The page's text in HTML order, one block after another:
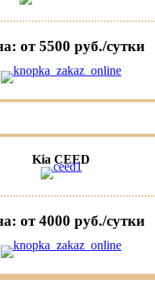
от 5500 руб./сутки
Kia CEED
от 4000 руб./сутки